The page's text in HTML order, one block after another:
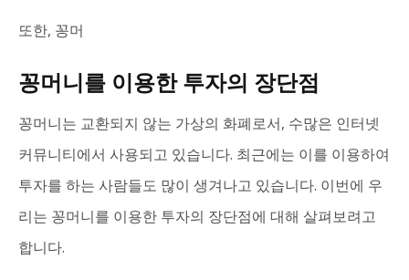
또한, 꽁머
꽁머니를 이용한 투자의 장단점
꽁머니는 교환되지 않는 가상의 화폐로서, 수많은 인터넷
커뮤니티에서 사용되고 있습니다. 최근에는 이를 이용하여
투자를 하는 사람들도 많이 생겨나고 있습니다. 이번에 우
리는 꽁머니를 이용한 투자의 장단점에 대해 살펴보려고
합니다.